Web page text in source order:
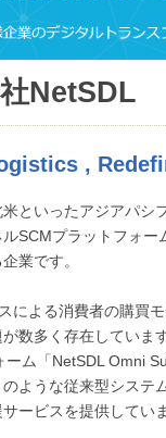
NetSDL
,
といったアジアパシ
SCMプラットフォ
業です。
による消費者の購買
数多く存在していま
ーム「NetSDL Omni
ような従来型システ
ービスを提供していま